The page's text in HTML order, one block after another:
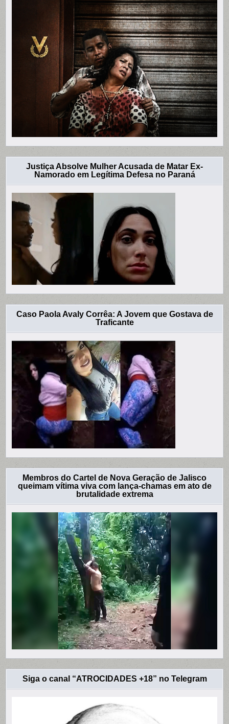
Justiça Absolve Mulher Acusada de Matar Ex-
Namorado em Legítima Defesa no Paraná
Caso Paola Avaly Corrêa: A Jovem que Gostava de
Traficante
Membros do Cartel de Nova Geração de Jalisco
queimam vítima viva com lança-chamas em ato de
brutalidade extrema
Siga o canal “ATROCIDADES +18” no Telegram